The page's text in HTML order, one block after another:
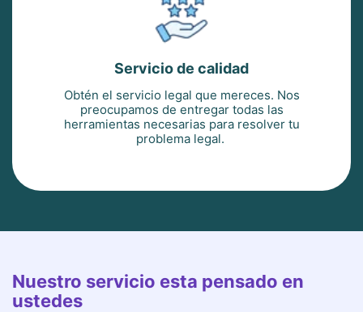
Servicio de calidad
Obtén el servicio legal que mereces. Nos
preocupamos de entregar todas las
herramientas necesarias para resolver tu
problema legal.
Nuestro servicio esta pensado en
ustedes